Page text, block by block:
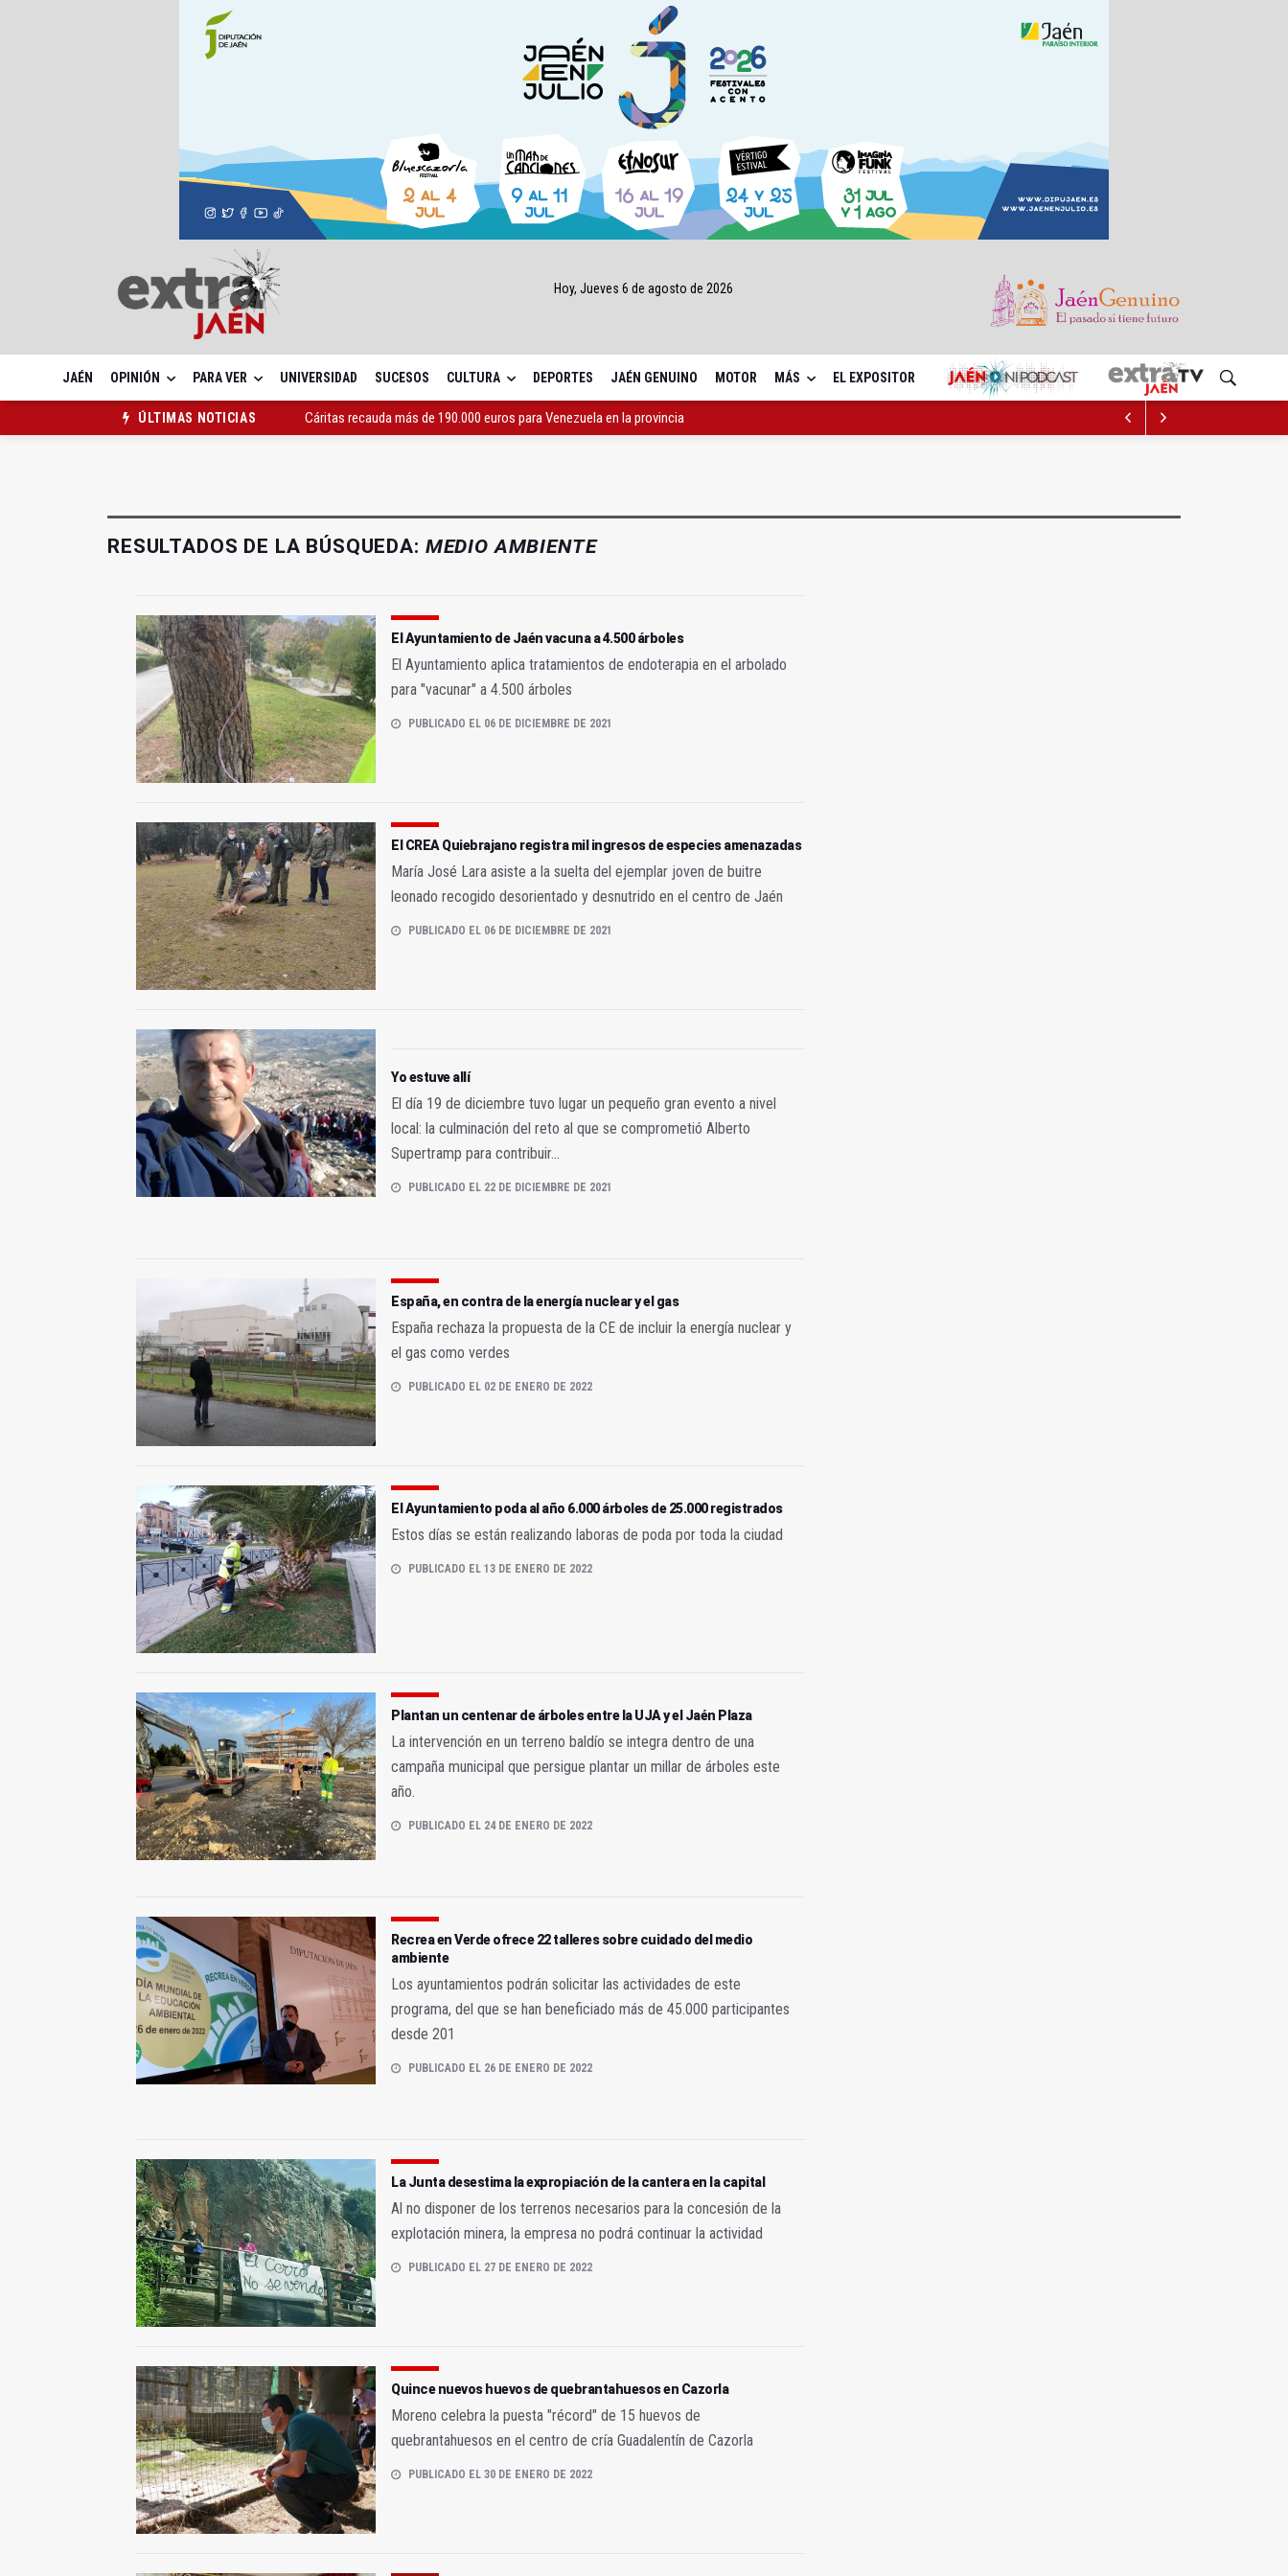
Hoy, Jueves 6 de agosto de 2026
JAÉN OPINIÓN PARA VER UNIVERSIDAD SUCESOS CULTURA DEPORTES JAÉN GENUINO MOTOR MÁS EL EXPOSITOR
ÚLTIMAS NOTICIAS
Cáritas recauda más de 190.000 euros para Venezuela en la provincia
RESULTADOS DE LA BÚSQUEDA: MEDIO AMBIENTE
El Ayuntamiento de Jaén vacuna a 4.500 árboles
El Ayuntamiento aplica tratamientos de endoterapia en el arbolado
para "vacunar" a 4.500 árboles
PUBLICADO EL 06 DE DICIEMBRE DE 2021
El CREA Quiebrajano registra mil ingresos de especies amenazadas
María José Lara asiste a la suelta del ejemplar joven de buitre
leonado recogido desorientado y desnutrido en el centro de Jaén
PUBLICADO EL 06 DE DICIEMBRE DE 2021
Yo estuve allí
El día 19 de diciembre tuvo lugar un pequeño gran evento a nivel
local: la culminación del reto al que se comprometió Alberto
Supertramp para contribuir...
PUBLICADO EL 22 DE DICIEMBRE DE 2021
España, en contra de la energía nuclear y el gas
España rechaza la propuesta de la CE de incluir la energía nuclear y
el gas como verdes
PUBLICADO EL 02 DE ENERO DE 2022
El Ayuntamiento poda al año 6.000 árboles de 25.000 registrados
Estos días se están realizando laboras de poda por toda la ciudad
PUBLICADO EL 13 DE ENERO DE 2022
Plantan un centenar de árboles entre la UJA y el Jaén Plaza
La intervención en un terreno baldío se integra dentro de una
campaña municipal que persigue plantar un millar de árboles este
año.
PUBLICADO EL 24 DE ENERO DE 2022
Recrea en Verde ofrece 22 talleres sobre cuidado del medio
ambiente
Los ayuntamientos podrán solicitar las actividades de este
programa, del que se han beneficiado más de 45.000 participantes
desde 201
PUBLICADO EL 26 DE ENERO DE 2022
La Junta desestima la expropiación de la cantera en la capital
Al no disponer de los terrenos necesarios para la concesión de la
explotación minera, la empresa no podrá continuar la actividad
PUBLICADO EL 27 DE ENERO DE 2022
Quince nuevos huevos de quebrantahuesos en Cazorla
Moreno celebra la puesta "récord" de 15 huevos de
quebrantahuesos en el centro de cría Guadalentín de Cazorla
PUBLICADO EL 30 DE ENERO DE 2022